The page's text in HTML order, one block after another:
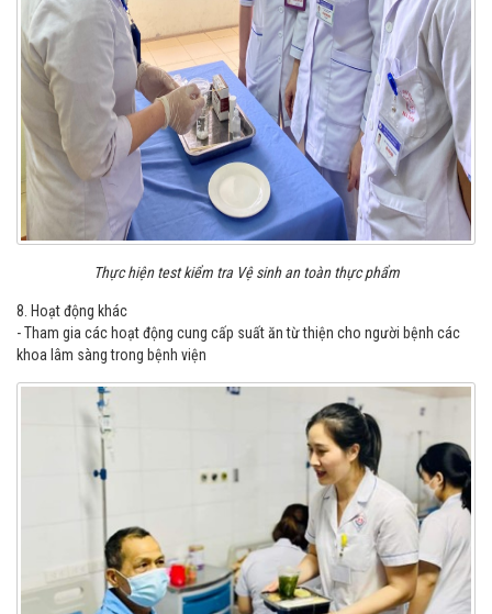
Thực hiện test kiểm tra Vệ sinh an toàn thực phẩm
8. Hoạt động khác
- Tham gia các hoạt động cung cấp suất ăn từ thiện cho người bệnh các
khoa lâm sàng trong bệnh viện